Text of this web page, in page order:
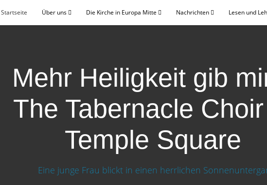
Startseite Über uns Die Kirche in Europa Mitte Nachrichten Lesen und
Mehr Heiligkeit gib
The Tabernacle
Temple Square